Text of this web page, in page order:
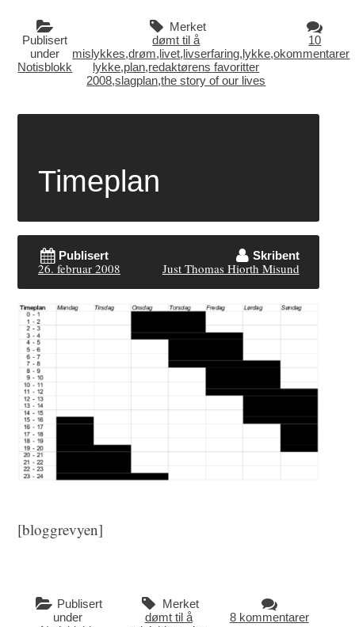
Publisert
under
Notisblokk
Merket
dømt til å
mislykkes,drøm,livet,livserfaring,lykke,o
lykke,plan,redaktørens favoritter
2008,slagplan,the story of our lives
10
kommentarer
Timeplan
Publisert
26. februar 2008
Skribent
Just Thomas Hiorth Misund
[bloggrevyen]
Publisert
under
Merket
dømt til å
8 kommentarer